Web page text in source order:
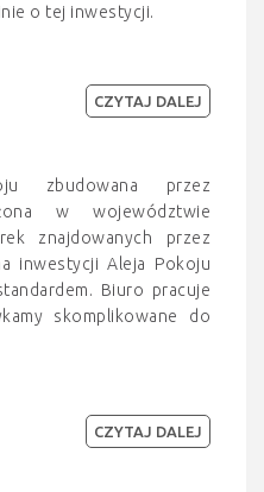
o tej inwestycji.
zbudowana przez
w województwie
znajdowanych przez
inwestycji Aleja Pokoju
Biuro pracuje
skomplikowane do
CZYTAJ DALEJ
CZYTAJ DALEJ